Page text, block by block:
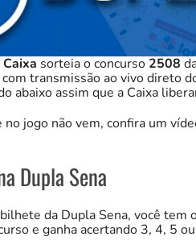
Caixa sorteia o concurso 2508
transmissão ao vivo direto
abaixo assim que a Caixa
no jogo não vem, confira um
Dupla Sena
da Dupla Sena, você tem
e ganha acertando 3, 4, 5